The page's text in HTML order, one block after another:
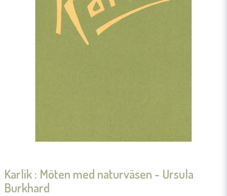
Karlik : Möten med naturväsen - Ursula
Burkhard